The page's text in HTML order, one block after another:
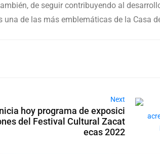
de seguir contribuyendo al
de las más emblemáticas de la Casa
Next
hoy programa de exposici
del Festival Cultural Zacat
ecas 2022